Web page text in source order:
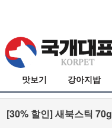
맛보기 강아지밥
[30% 할인] 새북스틱 70g